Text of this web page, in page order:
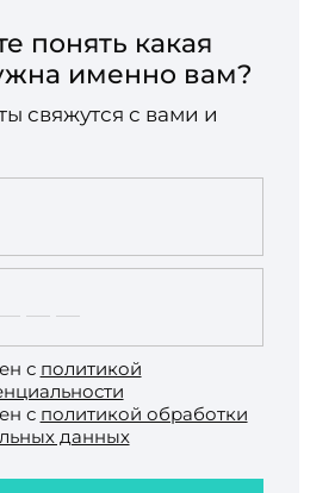
понять какая
именно вам?
свяжутся с вами и
с политикой
с политикой обработки
данных